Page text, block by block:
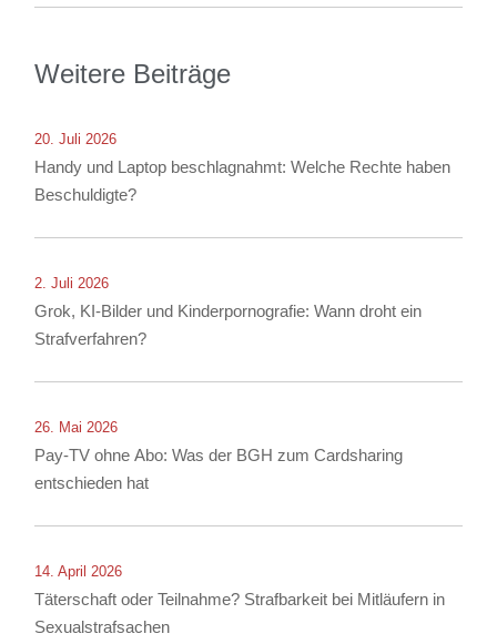
Weitere Beiträge
20. Juli 2026
Handy und Laptop beschlagnahmt: Welche Rechte haben
Beschuldigte?
2. Juli 2026
Grok, KI-Bilder und Kinderpornografie: Wann droht ein
Strafverfahren?
26. Mai 2026
Pay-TV ohne Abo: Was der BGH zum Cardsharing
entschieden hat
14. April 2026
Täterschaft oder Teilnahme? Strafbarkeit bei Mitläufern in
Sexualstrafsachen